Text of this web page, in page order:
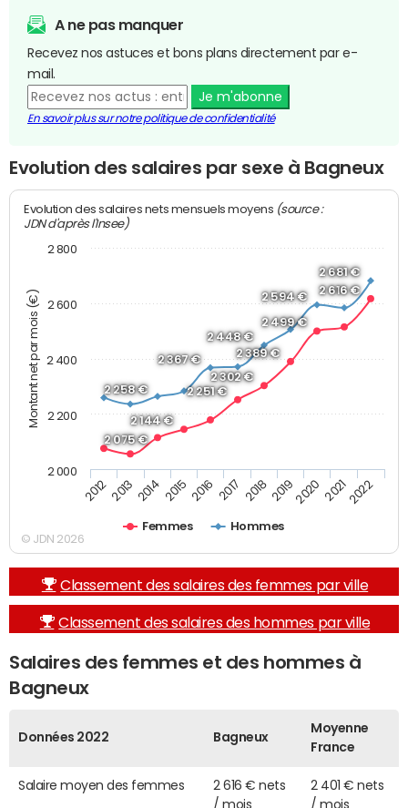
A ne pas manquer
Recevez nos astuces et bons plans directement par e-
mail.
Je m'abonne
En savoir plus sur notre politique de confidentialité
Evolution des salaires par sexe à Bagneux
Montant net par mois (€)
Evolution des salaires nets mensuels moyens (source :
JDN d'après l'Insee)
2 075 €
2 144 €
2 251 €
2 302 €
2 389 €
2 499 €
2 616 €
2 258 €
2 367 €
2 448 €
2 594 €
2 681 €
Femmes Hommes
2012 2013 2014 2015 2016 2017 2018 20192020 20212022
2 000
2 200
2 400
2 600
2 800
© JDN 2026
Classement des salaires des femmes par ville
Classement des salaires des hommes par ville
Salaires des femmes et des hommes à
Bagneux
Données 2022 Bagneux
Moyenne
France
Salaire moyen des femmes
2 616 € nets
/ mois
2 401 € nets
/ mois